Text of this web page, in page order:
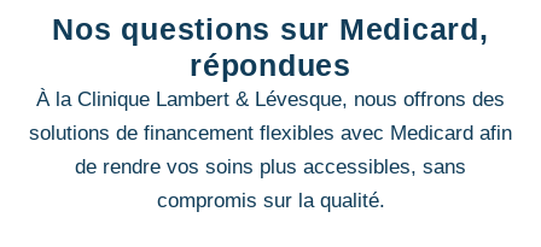
Nos questions sur Medicard,
répondues
À la Clinique Lambert & Lévesque, nous offrons des
solutions de financement flexibles avec Medicard afin
de rendre vos soins plus accessibles, sans
compromis sur la qualité.